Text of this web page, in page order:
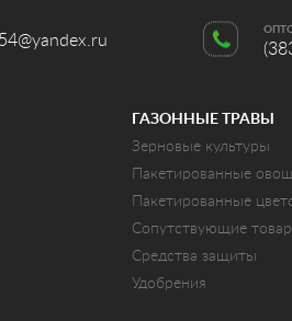
ГАЗОННЫЕ ТРАВЫ
Зерновые культуры
Пакетированные
Пакетированные
Сопутствующие
Средства защиты
Удобрения